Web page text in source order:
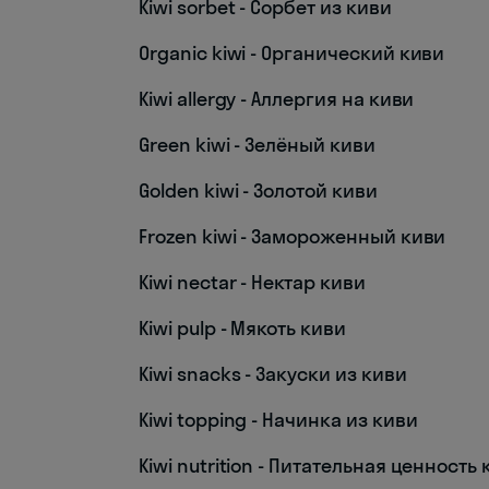
Kiwi sorbet - Сорбет из киви
Organic kiwi - Органический киви
Kiwi allergy - Аллергия на киви
Green kiwi - Зелёный киви
Golden kiwi - Золотой киви
Frozen kiwi - Замороженный киви
Kiwi nectar - Нектар киви
Kiwi pulp - Мякоть киви
Kiwi snacks - Закуски из киви
Kiwi topping - Начинка из киви
Kiwi nutrition - Питательная ценность